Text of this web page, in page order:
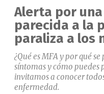
Alerta por
parecida a la
paraliza a los
¿Qué es MFA y por qué
síntomas y cómo puedes
invitamos a conocer
enfermedad.